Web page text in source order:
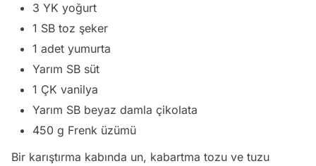
3 YK yoğurt
1 SB toz şeker
1 adet yumurta
Yarım SB süt
1 ÇK vanilya
Yarım SB beyaz damla çikolata
450 g Frenk üzümü
Bir karıştırma kabında un, kabartma tozu ve tuzu